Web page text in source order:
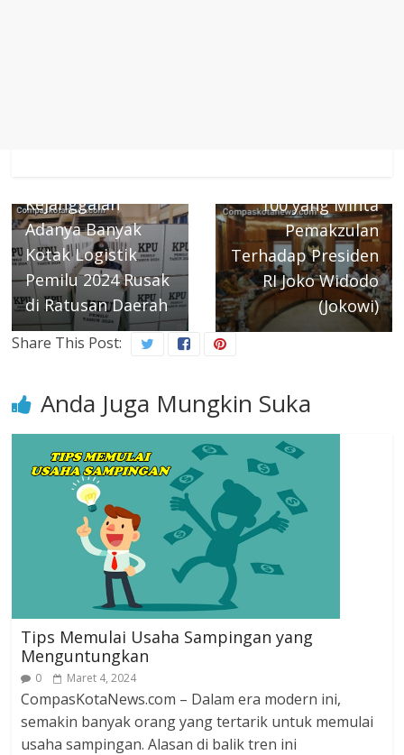
Kejanggalan
Adanya Banyak
Kotak Logistik
Pemilu 2024 Rusak
di Ratusan Daerah
100 yang Minta
Pemakzulan
Terhadap Presiden
RI Joko Widodo
(Jokowi)
Share This Post:
Anda Juga Mungkin Suka
Tips Memulai Usaha Sampingan yang
Menguntungkan
0 Maret 4, 2024
CompasKotaNews.com – Dalam era modern ini,
semakin banyak orang yang tertarik untuk memulai
usaha sampingan. Alasan di balik tren ini